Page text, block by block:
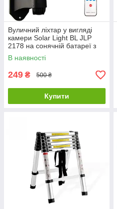
Вуличний ліхтар у вигляді
камери Solar Light BL JLP
2178 на сонячній батареї з
датчиком руху та пультом
В наявності
249 ₴ 500 ₴
Купити